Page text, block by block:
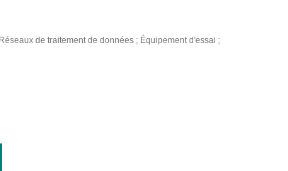
de traitement de données ; Équipement d'essai ;